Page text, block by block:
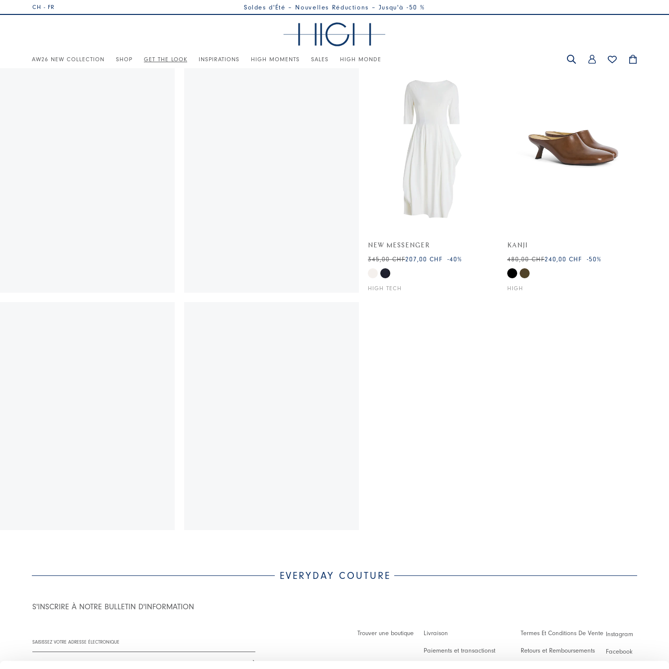
CH - FR Soldes d'Été – Nouvelles Réductions – Jusqu'à -50 %
AW26 NEW COLLECTION SHOP GET THE LOOK INSPIRATIONS HIGH MOMENTS SALES HIGH MONDE
NEW MESSENGER
HIGH TECH
345,00 CHF207,00 CHF -40%
KANJI
HIGH
480,00 CHF240,00 CHF -50%
EVERYDAY COUTURE
S'INSCRIRE À NOTRE BULLETIN D'INFORMATION
Trouver une boutique Livraison
Paiements et transactionst
Termes Et Conditions De Vente
Retours et Remboursements
Instagram
Facebook